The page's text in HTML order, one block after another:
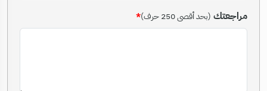
مراجعتك (بحد أقصى 250 حرف)